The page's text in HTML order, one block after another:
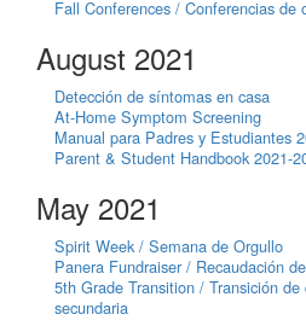
Fall Conferences / Conferencias de
August 2021
Detección de síntomas en casa
At-Home Symptom Screening
Manual para Padres y Estudiantes
Parent & Student Handbook 2021-
May 2021
Spirit Week / Semana de Orgullo
Panera Fundraiser / Recaudación
5th Grade Transition / Transición
secundaria